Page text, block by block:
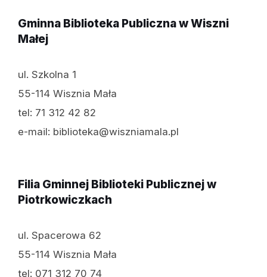
Gminna Biblioteka Publiczna w Wiszni
Małej
ul. Szkolna 1
55-114 Wisznia Mała
tel: 71 312 42 82
e-mail: biblioteka@wiszniamala.pl
Filia Gminnej Biblioteki Publicznej w
Piotrkowiczkach
ul. Spacerowa 62
55-114 Wisznia Mała
tel: 071 312 70 74